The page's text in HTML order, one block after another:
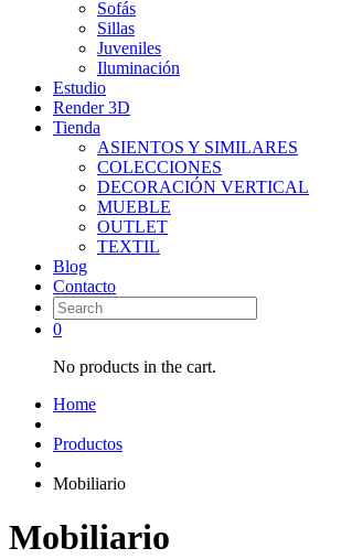
Sofás
Sillas
Juveniles
Iluminación
Estudio
Render 3D
Tienda
ASIENTOS Y SIMILARES
COLECCIONES
DECORACIÓN VERTICAL
MUEBLE
OUTLET
TEXTIL
Blog
Contacto
0
No products in the cart.
Home
Productos
Mobiliario
Mobiliario